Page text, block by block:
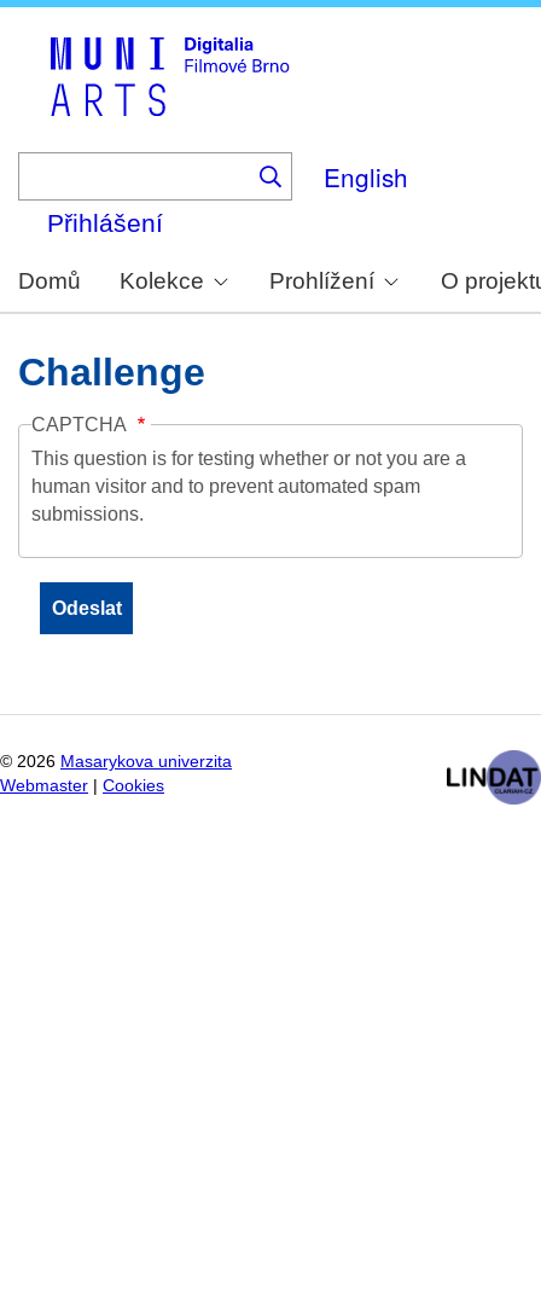
English
Přihlášení
Domů Kolekce Prohlížení O
Challenge
CAPTCHA
This question is for testing whether or not you are a
human visitor and to prevent automated spam
submissions.
© 2026 Masarykova univerzita
Webmaster
Cookies